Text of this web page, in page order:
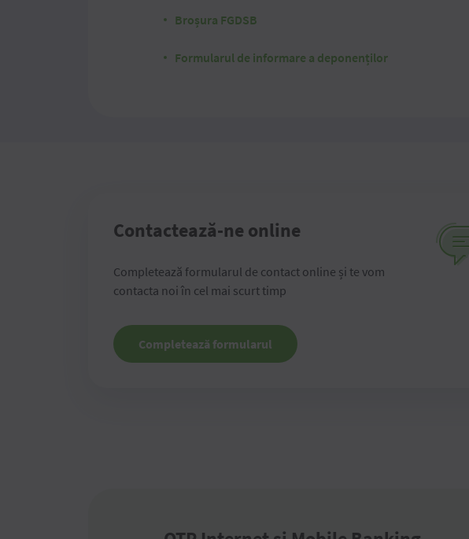
Broșura FGDSB
Formularul de informare a deponenților
Contactează-ne online
Completează formularul de contact online și te vom
contacta noi în cel mai scurt timp
Completează formularul